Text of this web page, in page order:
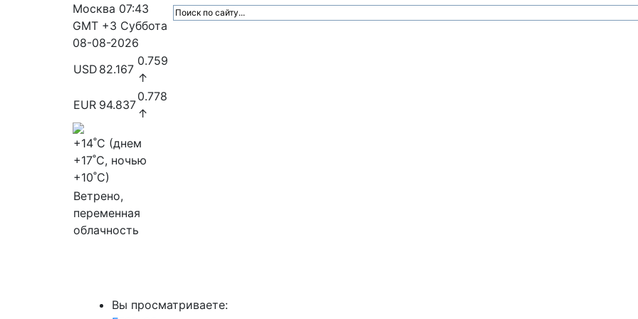
Москва 07:43
GMT +3 Суббота
08-08-2026
USD 82.167
0.759
↑
EUR 94.837
0.778
↑
+14˚C (днем
+17˚C, ночью
+10˚C)
Ветрено,
переменная
облачность
Вы просматриваете: